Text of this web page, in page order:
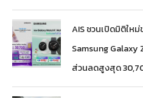
AIS ชวนเปิดมิติให
Samsung Galaxy
ส่วนลดสูงสุด